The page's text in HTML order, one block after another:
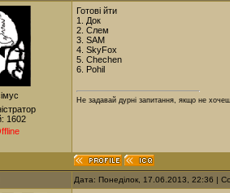
1602
Готові йти
1. Док
2. Слем
3. SAM
4. SkyFox
5. Chechen
6. Pohil
Не задавай дурні запитання, якщо не
Дата: Понеділок, 17.06.2013, 22:36 |